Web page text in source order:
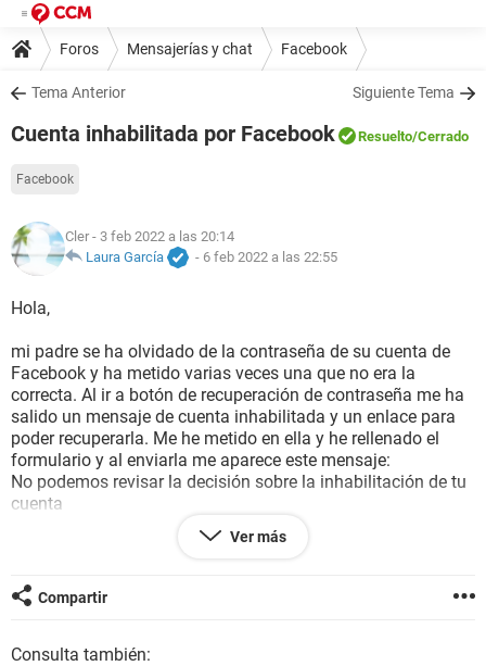
Foros Mensajerías y chat Facebook
Tema Anterior Siguiente Tema
Cuenta inhabilitada por Facebook Resuelto/Cerrado
Facebook
Cler - 3 feb 2022 a las 20:14
Laura García
- 6 feb 2022 a las 22:55
Hola,
mi padre se ha olvidado de la contraseña de su cuenta de
Facebook y ha metido varias veces una que no era la
correcta. Al ir a botón de recuperación de contraseña me ha
salido un mensaje de cuenta inhabilitada y un enlace para
poder recuperarla. Me he metido en ella y he rellenado el
formulario y al enviarla me aparece este mensaje:
No podemos revisar la decisión sobre la inhabilitación de tu
cuenta
No podemos revisar esta decisión porque ha pasado
demasiado tiempo desde la inhabilitación de la cuenta.
¿Alguien sabe con quien podemos ponernos en contacto?
Ver más
Compartir
Consulta también: